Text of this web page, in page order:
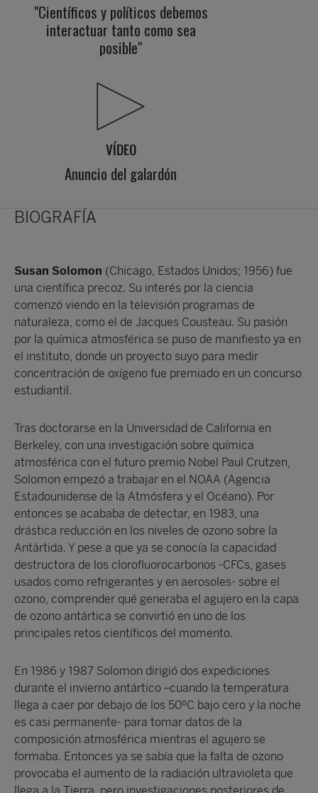
"Científicos y políticos debemos
interactuar tanto como sea
posible"
VÍDEO
Anuncio del galardón
BIOGRAFÍA
Susan Solomon (Chicago, Estados Unidos; 1956) fue
una científica precoz. Su interés por la ciencia
comenzó viendo en la televisión programas de
naturaleza, como el de Jacques Cousteau. Su pasión
por la química atmosférica se puso de manifiesto ya en
el instituto, donde un proyecto suyo para medir
concentración de oxígeno fue premiado en un concurso
estudiantil.
Tras doctorarse en la Universidad de California en
Berkeley, con una investigación sobre química
atmosférica con el futuro premio Nobel Paul Crutzen,
Solomon empezó a trabajar en el NOAA (Agencia
Estadounidense de la Atmósfera y el Océano). Por
entonces se acababa de detectar, en 1983, una
drástica reducción en los niveles de ozono sobre la
Antártida. Y pese a que ya se conocía la capacidad
destructora de los clorofluorocarbonos -CFCs, gases
usados como refrigerantes y en aerosoles- sobre el
ozono, comprender qué generaba el agujero en la capa
de ozono antártica se convirtió en uno de los
principales retos científicos del momento.
En 1986 y 1987 Solomon dirigió dos expediciones
durante el invierno antártico –cuando la temperatura
llega a caer por debajo de los 50ºC bajo cero y la noche
es casi permanente- para tomar datos de la
composición atmosférica mientras el agujero se
formaba. Entonces ya se sabía que la falta de ozono
provocaba el aumento de la radiación ultravioleta que